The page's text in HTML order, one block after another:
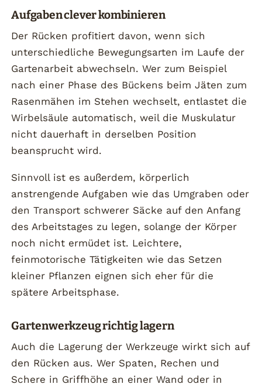
Aufgaben clever kombinieren
Der Rücken profitiert davon, wenn sich
unterschiedliche Bewegungsarten im Laufe der
Gartenarbeit abwechseln. Wer zum Beispiel
nach einer Phase des Bückens beim Jäten zum
Rasenmähen im Stehen wechselt, entlastet die
Wirbelsäule automatisch, weil die Muskulatur
nicht dauerhaft in derselben Position
beansprucht wird.
Sinnvoll ist es außerdem, körperlich
anstrengende Aufgaben wie das Umgraben oder
den Transport schwerer Säcke auf den Anfang
des Arbeitstages zu legen, solange der Körper
noch nicht ermüdet ist. Leichtere,
feinmotorische Tätigkeiten wie das Setzen
kleiner Pflanzen eignen sich eher für die
spätere Arbeitsphase.
Gartenwerkzeug richtig lagern
Auch die Lagerung der Werkzeuge wirkt sich auf
den Rücken aus. Wer Spaten, Rechen und
Schere in Griffhöhe an einer Wand oder in